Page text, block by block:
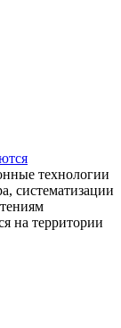
технологии
систематизации
на территории